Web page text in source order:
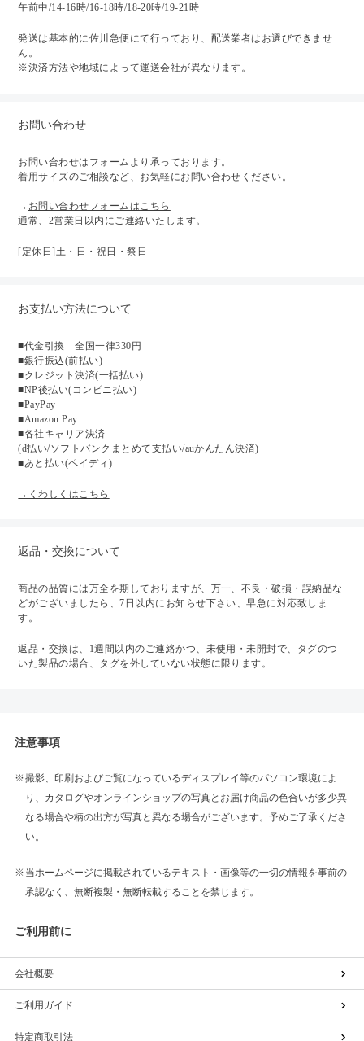
午前中/14-16時/16-18時/18-20時/19-21時
発送は基本的に佐川急便にて行っており、配送業者はお選びできませ
ん。
※決済方法や地域によって運送会社が異なります。
お問い合わせ
お問い合わせはフォームより承っております。
着用サイズのご相談など、お気軽にお問い合わせください。
→ お問い合わせフォームはこちら
通常、2営業日以内にご連絡いたします。
[定休日]土・日・祝日・祭日
お支払い方法について
■代金引換 全国一律330円
■銀行振込(前払い)
■クレジット決済(一括払い)
■NP後払い(コンビニ払い)
■PayPay
■Amazon Pay
■各社キャリア決済
(d払い/ソフトバンクまとめて支払い/auかんたん決済)
■あと払い(ペイディ)
→くわしくはこちら
返品・交換について
商品の品質には万全を期しておりますが、万一、不良・破損・誤納品な
どがございましたら、7日以内にお知らせ下さい、早急に対応致しま
す。
返品・交換は、1週間以内のご連絡かつ、未使用・未開封で、タグのつ
いた製品の場合、タグを外していない状態に限ります。
注意事項
撮影、印刷およびご覧になっているディスプレイ等のパソコン環境によ
り、カタログやオンラインショップの写真とお届け商品の色合いが多少異
なる場合や柄の出方が写真と異なる場合がございます。予めご了承くださ
い。
当ホームページに掲載されているテキスト・画像等の一切の情報を事前の
承認なく、無断複製・無断転載することを禁じます。
ご利用前に
会社概要
ご利用ガイド
特定商取引法